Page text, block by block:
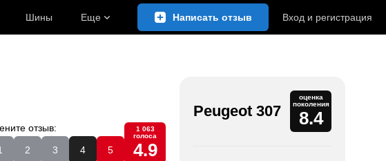
Шины Еще Написать отзыв Вход и регистрация
отзыв:
2 3 4 5
1 063
голоса
4.9
Peugeot 307
оценка
поколения
8.4